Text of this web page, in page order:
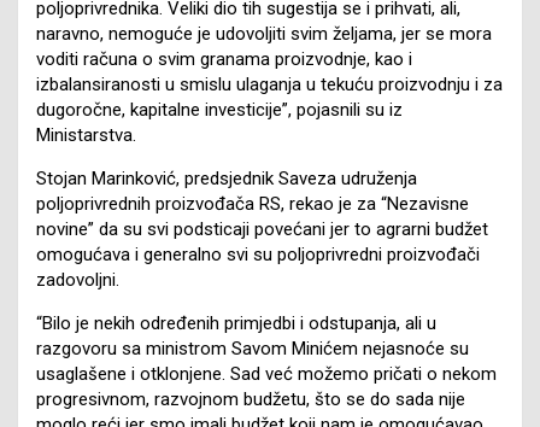
poljoprivrednika. Veliki dio tih sugestija se i prihvati, ali,
naravno, nemoguće je udovoljiti svim željama, jer se mora
voditi računa o svim granama proizvodnje, kao i
izbalansiranosti u smislu ulaganja u tekuću proizvodnju i za
dugoročne, kapitalne investicije”, pojasnili su iz
Ministarstva.
Stojan Marinković, predsjednik Saveza udruženja
poljoprivrednih proizvođača RS, rekao je za “Nezavisne
novine” da su svi podsticaji povećani jer to agrarni budžet
omogućava i generalno svi su poljoprivredni proizvođači
zadovoljni.
“Bilo je nekih određenih primjedbi i odstupanja, ali u
razgovoru sa ministrom Savom Minićem nejasnoće su
usaglašene i otklonjene. Sad već možemo pričati o nekom
progresivnom, razvojnom budžetu, što se do sada nije